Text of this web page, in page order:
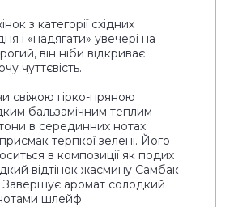
з категорії східних
і «надягати» увечері на
він ніби відкриває
чуттєвість.
свіжою гірко-пряною
бальзамічним теплим
в серединних нотах
терпкої зелені. Його
в композиції як подих
відтінок жасмину Самбак
аромат солодкий
шлейф.